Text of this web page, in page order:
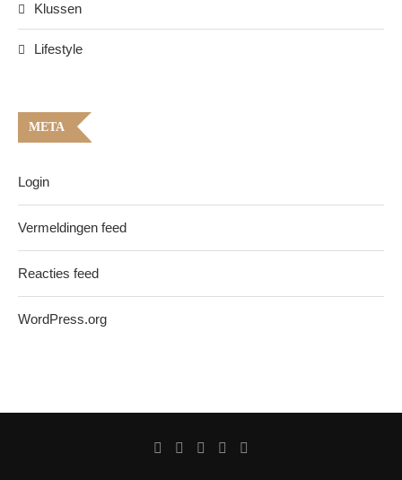
Klussen
Lifestyle
META
Login
Vermeldingen feed
Reacties feed
WordPress.org